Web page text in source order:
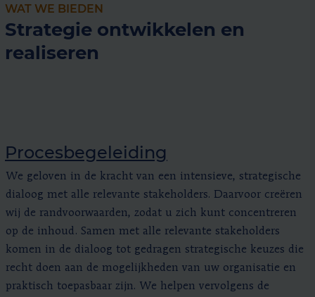
WAT WE BIEDEN
Strategie ontwikkelen en
realiseren
Procesbegeleiding
We geloven in de kracht van een intensieve, strategische
dialoog met alle relevante stakeholders. Daarvoor creëren
wij de randvoorwaarden, zodat u zich kunt concentreren
op de inhoud. Samen met alle relevante stakeholders
komen in de dialoog tot gedragen strategische keuzes die
recht doen aan de mogelijkheden van uw organisatie en
praktisch toepasbaar zijn. We helpen vervolgens de